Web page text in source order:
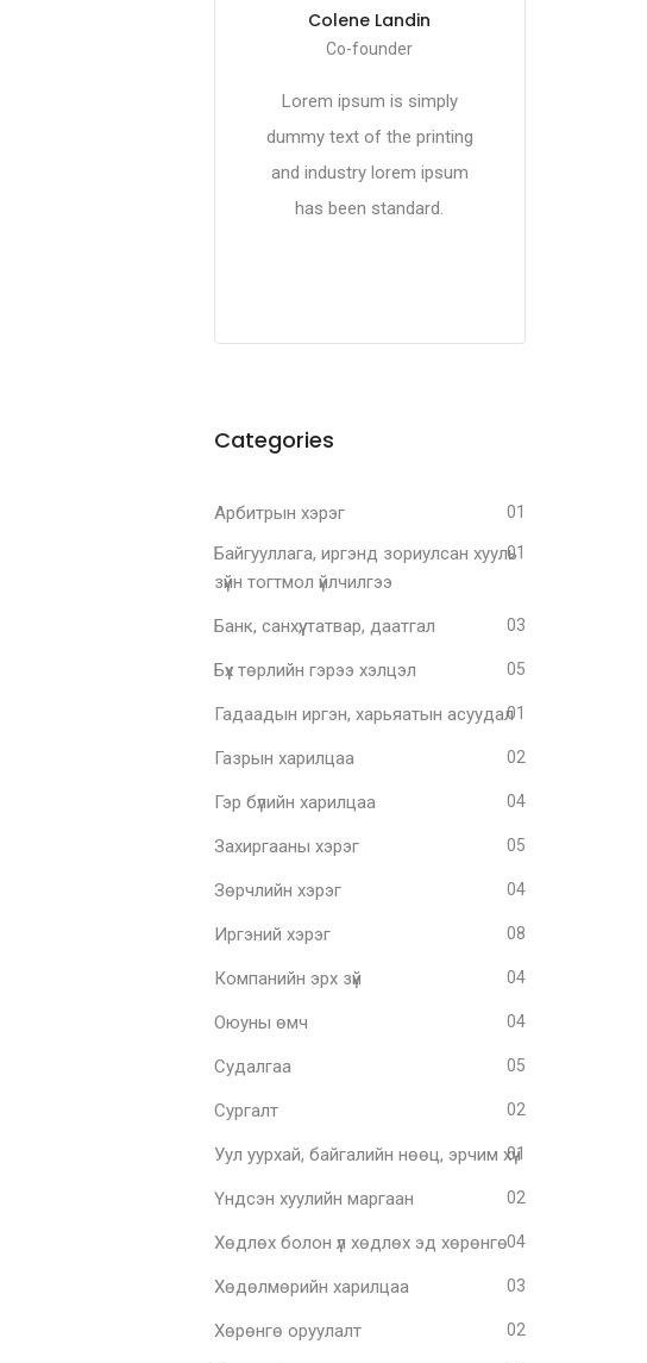
Colene Landin
Co-founder
Lorem ipsum is simply
dummy text of the printing
and industry lorem ipsum
has been standard.
Categories
Арбитрын хэрэг 01
Байгууллага, иргэнд зориулсан хууль
зүйн тогтмол үйлчилгээ
01
Банк, санхүү, татвар, даатгал 03
Бүх төрлийн гэрээ хэлцэл 05
Гадаадын иргэн, харьяатын асуудал01
Газрын харилцаа 02
Гэр бүлийн харилцаа 04
Захиргааны хэрэг 05
Зөрчлийн хэрэг 04
Иргэний хэрэг 08
Компанийн эрх зүй 04
Оюуны өмч 04
Судалгаа 05
Сургалт 02
Уул уурхай, байгалийн нөөц, эрчим хүч
01
Үндсэн хуулийн маргаан 02
Хөдлөх болон үл хөдлөх эд хөрөнгө04
Хөдөлмөрийн харилцаа 03
Хөрөнгө оруулалт 02